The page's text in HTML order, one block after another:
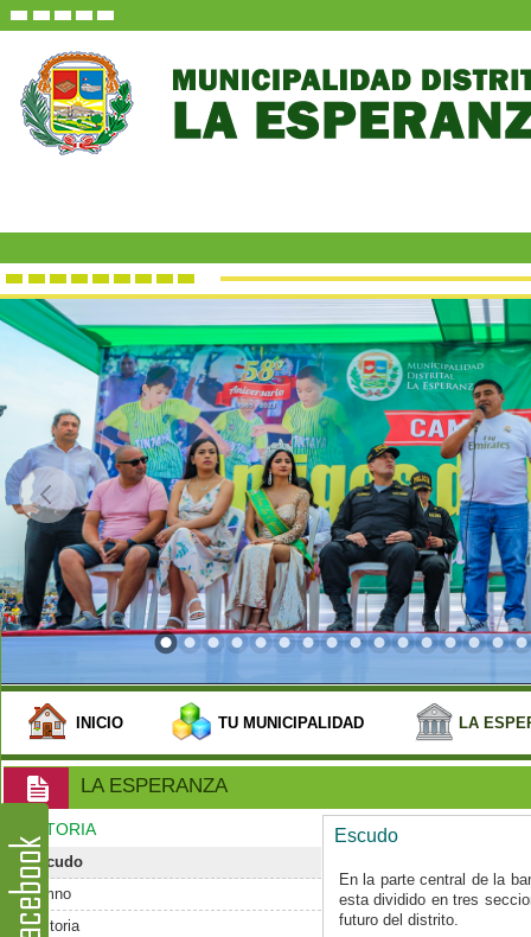
INICIO TU MUNICIPALIDAD LA
LA ESPERANZA
HISTORIA
Escudo
Himno
Historia
Escudo
En la parte central de la
esta dividido en tres
futuro del distrito.